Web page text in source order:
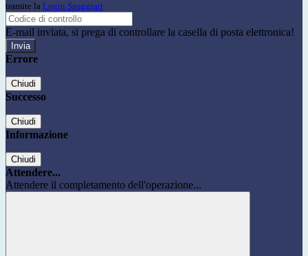
tramite la Login Spaggiari
E-mail inviata, si prega di controllare la casella di posta elettronica!
Errore
Chiudi
Successo
Chiudi
Informazione
Chiudi
Attendere...
Attendere il completamento dell'operazione...